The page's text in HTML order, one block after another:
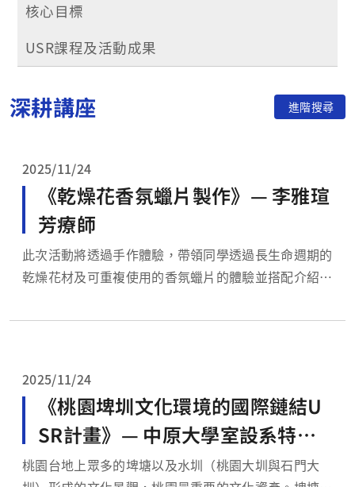
核心目標
USR課程及活動成果
深耕講座 進階搜尋
2025/11/24
《乾燥花香氛蠟片製作》— 李雅瑄
芳療師
此次活動將透過手作體驗，帶領同學透過長生命週期的
乾燥花材及可重複使用的香氛蠟片的體驗並搭配介紹天
的影響，讓學員瞭解環境保護的重要性及迫切性。 期
或...
2025/11/24
《桃園埤圳文化環境的國際鏈結U
SR計畫》— 中原大學室設系特聘
教授及USR計畫共同主持人 陳其澎
桃園台地上眾多的埤塘以及水圳（桃園大圳與石門大